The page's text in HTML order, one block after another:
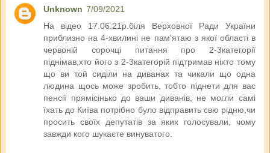
Unknown 7/09/2021
На відео 17.06.21р.біля Верховної Ради України
приблизно на 4-хвилині не пам'ятаю з якої області в
червоній сорочці питання про 2-3категорії
піднімав,хто його з 2-3категорій підтримав ніхто тому
що ви той сиділи на диванах та чикали що одна
людина щось може зробить, тобто піднети для вас
пенсії прямісінько до ваши диванів, не могли самі
їхать до Київа потрібно було відправить свю рідню,чи
просить своїх депутатів за яких голосували, чому
завжди кого шукаєте винуватого.